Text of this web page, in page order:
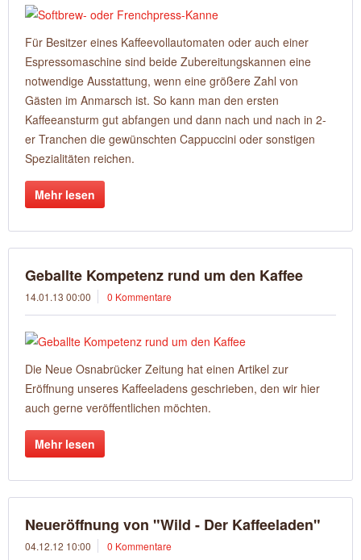
Für Besitzer eines Kaffeevollautomaten oder auch einer
Espressomaschine sind beide Zubereitungskannen eine
notwendige Ausstattung, wenn eine größere Zahl von
Gästen im Anmarsch ist. So kann man den ersten
Kaffeeansturm gut abfangen und dann nach und nach in 2-
er Tranchen die gewünschten Cappuccini oder sonstigen
Spezialitäten reichen.
Mehr lesen
Geballte Kompetenz rund um den Kaffee
14.01.13 00:00 0 Kommentare
Die Neue Osnabrücker Zeitung hat einen Artikel zur
Eröffnung unseres Kaffeeladens geschrieben, den wir hier
auch gerne veröffentlichen möchten.
Mehr lesen
Neueröffnung von "Wild - Der Kaffeeladen"
04.12.12 10:00 0 Kommentare